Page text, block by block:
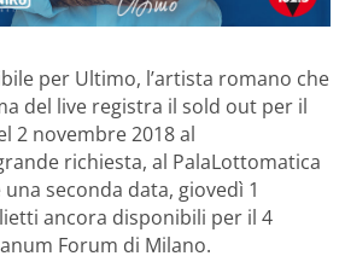
per Ultimo, l’artista romano che
del live registra il sold out per il
2 novembre 2018 al
richiesta, al PalaLottomatica
seconda data, giovedì 1
ancora disponibili per il 4
Forum di Milano.